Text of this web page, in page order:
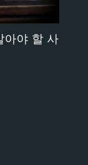
아야 할 사